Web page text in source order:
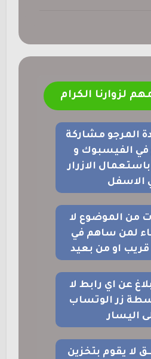
لزوارنا الكرام
المرجو مشاركة
في الفيسبوك و
الازرار
الاسفل
من الموضوع لا
لمن ساهم في
قريب او من بعيد
عن اي رابط لا
زر الوتساب
اليسار
لا يقوم بتخزين